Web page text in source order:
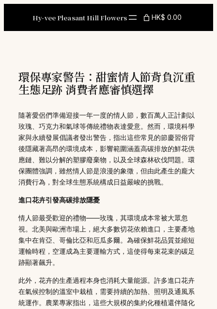
Hy-vee Pleasant Hill Flowers HK$ 0.00
環保專家警告：甜蜜情人節背負沉重
生態足跡 消費者應審慎選擇
隨著愛侶們準備迎接一年一度的情人節，數百萬人正計劃以
玫瑰、巧克力和氣球等傳統禮物表達愛意。然而，環境科學
家與永續發展倡議者發出警告，指出這些常見的節慶習俗背
後隱藏著高昂的環境成本，影響範圍涵蓋高碳排放的鮮花供
應鏈、難以分解的塑膠廢棄物，以及全球森林砍伐問題。環
保團體強調，雖然情人節是浪漫的象徵，但由此產生的龐大
消費行為，對全球生態系統構成日益嚴峻的挑戰。
進口花卉引發高碳排放隱憂
情人節最受歡迎的禮物——玫瑰，其環境成本常被大眾忽
視。北美與歐洲市場上，絕大多數切花依賴進口，主要產地
集中在肯亞、哥倫比亞和厄瓜多爾。為確保鮮花品質並縮短
運輸時程，空運成為主要運輸方式，這使得每束花束的碳足
跡顯著飆升。
此外，花卉的生產過程本身也消耗大量能源。許多進口花卉
在氣候控制的溫室中栽植，需要持續的加熱、照明及通風系
統運作。農業專家指出，這些大規模的集約化種植還伴隨化